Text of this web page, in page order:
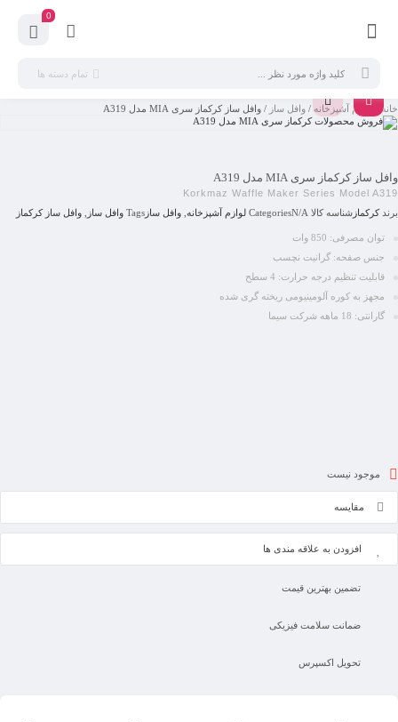
0
تمام دسته ها
خانه لوازم آشپزخانه / وافل ساز / وافل ساز کرکماز سری MIA مدل A319
وافل ساز کرکماز سری MIA مدل A319
Korkmaz Waffle Maker Series Model A319
برندکرکماز شناسه کالا N/A
Categories لوازم آشپزخانه وافل ساز Tags وافل ساز وافل ساز کرکماز
توان مصرفی: 850 وات
جنس صفحه: گرانیت نچسب
قابلیت تنظیم درجه حرارت: 4 سطح
مجهز به کوره آلومینیومی ریخته گری شده
گارانتی: 18 ماهه شرکت سیما
موجود نیست
مقایسه
افزودن به علاقه مندی ها
تضمین بهترین قیمت
ضمانت سلامت فیزیکی
تحویل اکسپرس